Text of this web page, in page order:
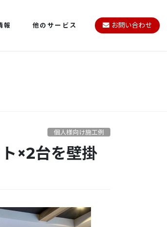
報 他のサービス お問い合わせ
個人様向け施工例
×2台を壁掛